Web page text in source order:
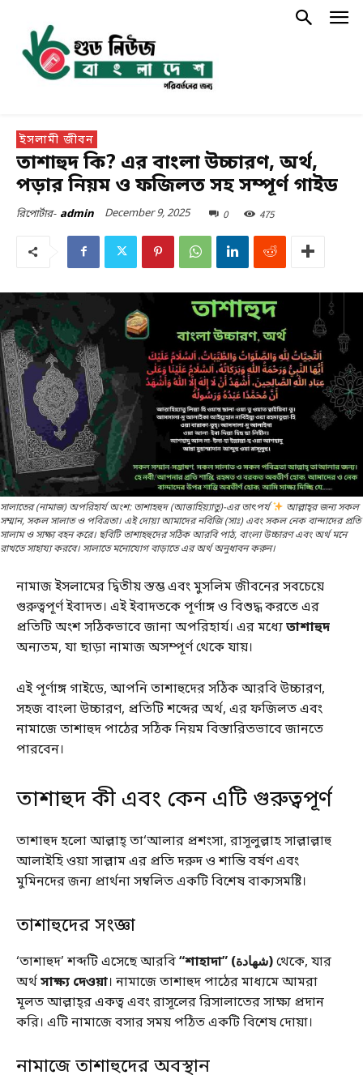
ইসলামী জীবন
তাশাহুদ কি? এর বাংলা উচ্চারণ, অর্থ,
পড়ার নিয়ম ও ফজিলত সহ সম্পূর্ণ গাইড
রিপোর্টার- admin December 9, 2025 0 475
সালাতের (নামাজ) অপরিহার্য অংশ: তাশাহহুদ (আত্তাহিয়্যাতু)-এর তাৎপর্য
আল্লাহ্‌র জন্য সকল
সম্মান, সকল সালাত ও পবিত্রতা। এই দোয়া আমাদের নবিজি (সাঃ) এবং সকল নেক বান্দাদের প্রতি
সালাম ও সাক্ষ্য বহন করে। ছবিটি তাশাহহুদের সঠিক আরবি পাঠ, বাংলা উচ্চারণ এবং অর্থ মনে
রাখতে সাহায্য করবে। সালাতে মনোযোগ বাড়াতে এর অর্থ অনুধাবন করুন।
নামাজ ইসলামের দ্বিতীয় স্তম্ভ এবং মুসলিম জীবনের সবচেয়ে
গুরুত্বপূর্ণ ইবাদত। এই ইবাদতকে পূর্ণাঙ্গ ও বিশুদ্ধ করতে এর
প্রতিটি অংশ সঠিকভাবে জানা অপরিহার্য। এর মধ্যেতাশাহুদ
অন্যতম, যা ছাড়া নামাজ অসম্পূর্ণ থেকে যায়।
এই পূর্ণাঙ্গ গাইডে, আপনি তাশাহুদের সঠিক আরবি উচ্চারণ,
সহজ বাংলা উচ্চারণ, প্রতিটি শব্দের অর্থ, এর ফজিলত এবং
নামাজে তাশাহুদ পাঠের সঠিক নিয়ম বিস্তারিতভাবে জানতে
পারবেন।
তাশাহুদ কী এবং কেন এটি গুরুত্বপূর্ণ
তাশাহুদ হলো আল্লাহ্‌ তা‘আলার প্রশংসা, রাসূলুল্লাহ সাল্লাল্লাহু
আলাইহি ওয়া সাল্লাম এর প্রতি দরুদ ও শান্তি বর্ষণ এবং
মুমিনদের জন্য প্রার্থনা সম্বলিত একটি বিশেষ বাক্যসমষ্টি।
তাশাহুদের সংজ্ঞা
‘তাশাহুদ’ শব্দটি এসেছে আরবি “শাহাদা” (شهادة)থেকে, যার
অর্থসাক্ষ্য দেওয়া। নামাজে তাশাহুদ পাঠের মাধ্যমে আমরা
মূলত আল্লাহ্‌র একত্ব এবং রাসূলের রিসালাতের সাক্ষ্য প্রদান
করি। এটি নামাজে বসার সময় পঠিত একটি বিশেষ দোয়া।
নামাজে তাশাহুদের অবস্থান